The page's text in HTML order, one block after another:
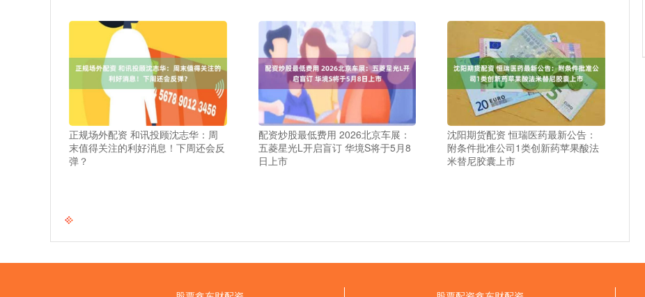
正规场外配资 和讯投顾沈志华：周
末值得关注的利好消息！下周还会反
弹？
配资炒股最低费用 2026北京车展：
五菱星光L开启盲订 华境S将于5月8
日上市
沈阳期货配资 恒瑞医药最新公告：
附条件批准公司1类创新药苹果酸法
米替尼胶囊上市